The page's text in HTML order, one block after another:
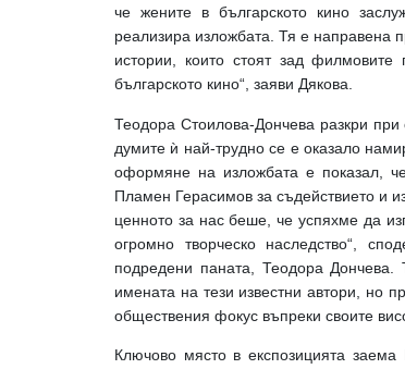
че жените в българското кино
реализира изложбата. Тя е направена
истории, които стоят зад
българското кино“, заяви Дякова.
Теодора Стоилова-Дончева разкри при
думите ѝ най-трудно се е оказало
оформяне на изложбата е показал,
Пламен Герасимов за съдействието и
ценното за нас беше, че успяхме да
огромно творческо наследство“,
подредени паната, Теодора
имената на тези известни автори, но
обществения фокус въпреки своите
Ключово място в експозицията